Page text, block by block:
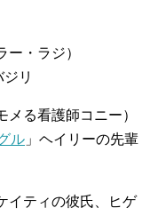
ー・ラジ）
リ
メる看護師コニー）
ル 」ヘイリーの先輩
イティの彼氏、ヒゲ